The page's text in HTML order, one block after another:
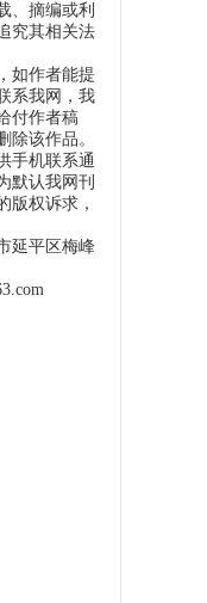
、摘编或利
究其相关法
如作者能提
系我网，我
付作者稿
除该作品。
手机联系通
默认我网刊
版权诉求，
延平区梅峰